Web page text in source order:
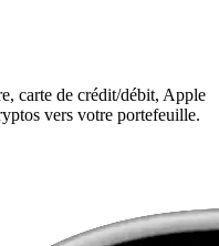
carte de crédit/débit, Apple
vers votre portefeuille.